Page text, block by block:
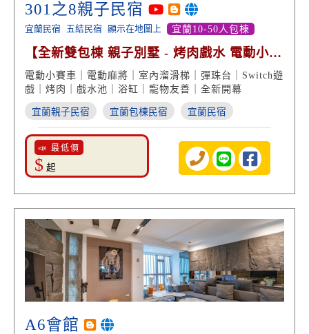
301之8親子民宿
宜蘭民宿 五結民宿 顯示在地圖上 宜蘭10-50人包棟
【全新雙包棟 親子別墅 - 烤肉戲水 電動小賽
車】
電動小賽車｜電動麻將｜室內溜滑梯｜彈珠台｜Switch遊
戲｜烤肉｜戲水池｜浴缸｜寵物友善｜全新開幕
宜蘭親子民宿 宜蘭包棟民宿 宜蘭民宿
📣 最低價
$ 起
A6會館